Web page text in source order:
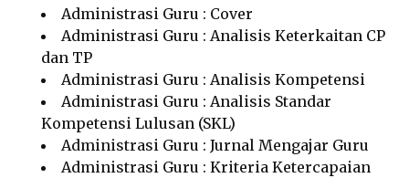
Administrasi Guru : Cover
Administrasi Guru : Analisis Keterkaitan CP
dan TP
Administrasi Guru : Analisis Kompetensi
Administrasi Guru : Analisis Standar
Kompetensi Lulusan (SKL)
Administrasi Guru : Jurnal Mengajar Guru
Administrasi Guru : Kriteria Ketercapaian